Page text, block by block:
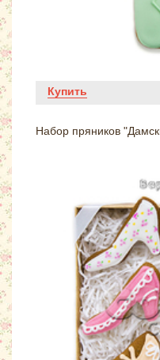
Купить
Набор пряников